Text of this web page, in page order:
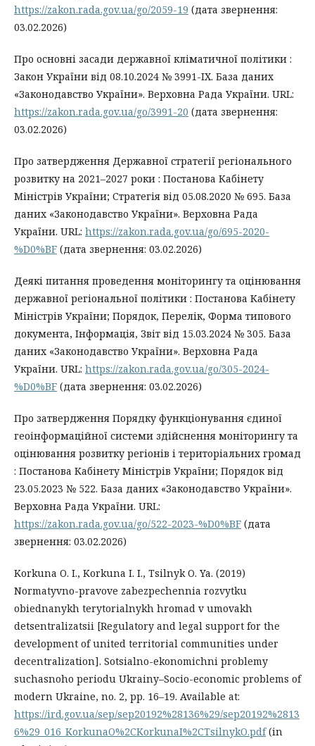
https://zakon.rada.gov.ua/go/2059-19 (дата звернення:
03.02.2026)
Про основні засади державної кліматичної політики :
Закон України від 08.10.2024 № 3991-IX. База даних
«Законодавство України». Верховна Рада України. URL:
https://zakon.rada.gov.ua/go/3991-20 (дата звернення:
03.02.2026)
Про затвердження Державної стратегії регіонального
розвитку на 2021–2027 роки : Постанова Кабінету
Міністрів України; Стратегія від 05.08.2020 № 695. База
даних «Законодавство України». Верховна Рада
України. URL: https://zakon.rada.gov.ua/go/695-2020-
%D0%BF (дата звернення: 03.02.2026)
Деякі питання проведення моніторингу та оцінювання
державної регіональної політики : Постанова Кабінету
Міністрів України; Порядок, Перелік, Форма типового
документа, Інформація, Звіт від 15.03.2024 № 305. База
даних «Законодавство України». Верховна Рада
України. URL: https://zakon.rada.gov.ua/go/305-2024-
%D0%BF (дата звернення: 03.02.2026)
Про затвердження Порядку функціонування єдиної
геоінформаційної системи здійснення моніторингу та
оцінювання розвитку регіонів і територіальних громад
: Постанова Кабінету Міністрів України; Порядок від
23.05.2023 № 522. База даних «Законодавство України».
Верховна Рада України. URL:
https://zakon.rada.gov.ua/go/522-2023-%D0%BF (дата
звернення: 03.02.2026)
Korkuna O. I., Korkuna I. I., Tsilnyk O. Ya. (2019)
Normatyvno-pravove zabezpechennia rozvytku
obiednanykh terytorialnykh hromad v umovakh
detsentralizatsii [Regulatory and legal support for the
development of united territorial communities under
decentralization]. Sotsialno-ekonomichni problemy
suchasnoho periodu Ukrainy–Socio-economic problems of
modern Ukraine, no. 2, pp. 16–19. Available at:
https://ird.gov.ua/sep/sep20192%28136%29/sep20192%2813
6%29_016_KorkunaO%2CKorkunaI%2CTsilnykO.pdf(in